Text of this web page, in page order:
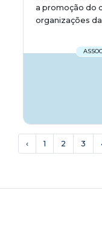
a promoção do
organizações da
‹ 1 2 3